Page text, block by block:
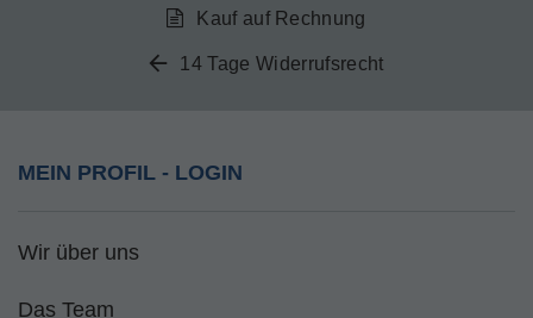
Kauf auf Rechnung
14 Tage Widerrufsrecht
MEIN PROFIL - LOGIN
Wir über uns
Das Team